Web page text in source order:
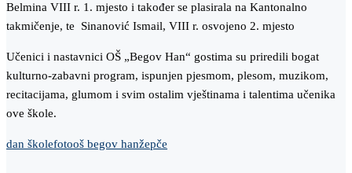
Belmina VIII r. 1. mjesto i također se plasirala na Kantonalno
takmičenje, te Sinanović Ismail, VIII r. osvojeno 2. mjesto
Učenici i nastavnici OŠ „Begov Han“ gostima su priredili bogat
kulturno-zabavni program, ispunjen pjesmom, plesom, muzikom,
recitacijama, glumom i svim ostalim vještinama i talentima učenika
ove škole.
dan školefotooš begov hanžepče